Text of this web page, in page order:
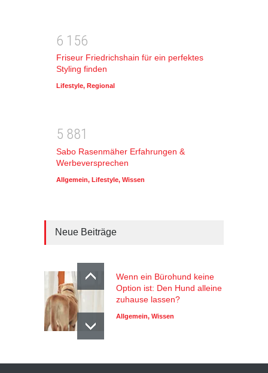
6 1 56
Friseur Friedrichshain für ein perfektes
Styling finden
Lifestyle, Regional
5 881
Sabo Rasenmäher Erfahrungen &
Werbeversprechen
Allgemein, Lifestyle, Wissen
Neue Beiträge
Wenn ein Bürohund keine
Option ist: Den Hund alleine
zuhause lassen?
Allgemein, Wissen